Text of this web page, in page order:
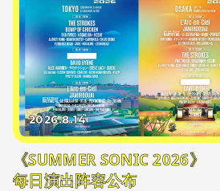
2026.8.14
《SUMMER SONIC 2026》
每日演出阵容公布